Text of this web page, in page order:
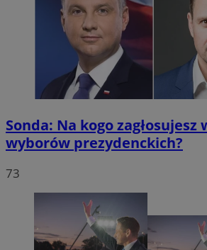
Sonda: Na kogo
wyborów prezydenckich?
73